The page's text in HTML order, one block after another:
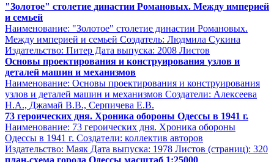
"Золотое" столетие династии Романовых. Между империей
и семьей
Наименование: "Золотое" столетие династии Романовых.
Между империей и семьей Создатель: Людмила Сукина
Издательство: Питер Дата выпуска: 2008 Листов
Основы проектирования и конструирования узлов и
деталей машин и механизмов
Наименование: Основы проектирования и конструирования
узлов и деталей машин и механизмов Создатели: Алексеева
Н.А., Джамай В.В., Серпичева Е.В.
73 героических дня. Хроника обороны Одессы в 1941 г.
Наименование: 73 героических дня. Хроника обороны
Одессы в 1941 г. Создатели: коллектив авторов
Издательство: Маяк Дата выпуска: 1978 Листов (страниц): 320
план-схема города Одессы масштаб 1:25000